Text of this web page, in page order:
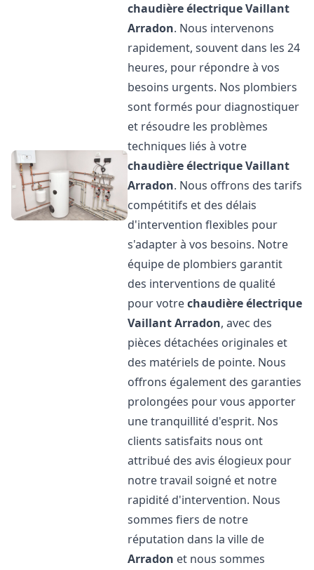
chaudière électrique Vaillant
Arradon. Nous intervenons
rapidement, souvent dans les 24
heures, pour répondre à vos
besoins urgents. Nos plombiers
sont formés pour diagnostiquer
et résoudre les problèmes
techniques liés à votre
chaudière électrique Vaillant
Arradon. Nous offrons des tarifs
compétitifs et des délais
d'intervention flexibles pour
s'adapter à vos besoins. Notre
équipe de plombiers garantit
des interventions de qualité
pour votrechaudière électrique
VaillantArradon, avec des
pièces détachées originales et
des matériels de pointe. Nous
offrons également des garanties
prolongées pour vous apporter
une tranquillité d'esprit. Nos
clients satisfaits nous ont
attribué des avis élogieux pour
notre travail soigné et notre
rapidité d'intervention. Nous
sommes fiers de notre
réputation dans la ville de
Arradon et nous sommes